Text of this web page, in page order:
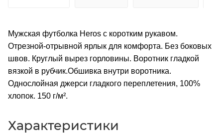
Мужская футболка Heros с коротким рукавом.
Отрезной-отрывной ярлык для комфорта. Без боковых
швов. Круглый вырез горловины. Воротник гладкой
вязкой в рубчик.Обшивка внутри воротника.
Однослойная джерси гладкого переплетения, 100%
хлопок. 150 г/м².
Характеристики